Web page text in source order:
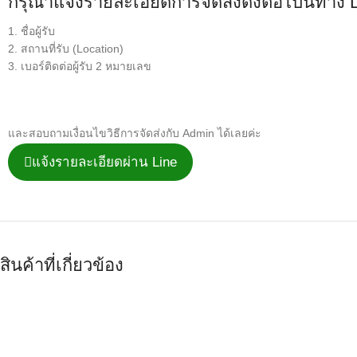
1. ชื่อผู้รับ
2. สถานที่รับ (Location)
3. เบอร์ติดต่อผู้รับ 2 หมายเลข
และสอบถามเงื่อนไขวิธีการจัดส่งกับ Admin ได้เลยค่ะ
แจ้งรายละเอียดผ่าน Line
สินค้าที่เกี่ยวข้อง